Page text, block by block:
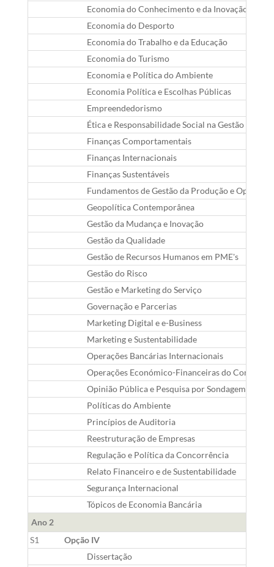
Economia do Conhecimento e da Inovação
Economia do Desporto
Economia do Trabalho e da Educação
Economia do Turismo
Economia e Política do Ambiente
Economia Política e Escolhas Públicas
Empreendedorismo
Ética e Responsabilidade Social na Gestão
Finanças Comportamentais
Finanças Internacionais
Finanças Sustentáveis
Fundamentos de Gestão da Produção e
Geopolítica Contemporânea
Gestão da Mudança e Inovação
Gestão da Qualidade
Gestão de Recursos Humanos em PME's
Gestão do Risco
Gestão e Marketing do Serviço
Governação e Parcerias
Marketing Digital e e-Business
Marketing e Sustentabilidade
Operações Bancárias Internacionais
Operações Económico-Financeiras do
Opinião Pública e Pesquisa por Sondagem
Políticas do Ambiente
Princípios de Auditoria
Reestruturação de Empresas
Regulação e Política da Concorrência
Relato Financeiro e de Sustentabilidade
Segurança Internacional
Tópicos de Economia Bancária
Ano 2
S1
Opção IV
Dissertação